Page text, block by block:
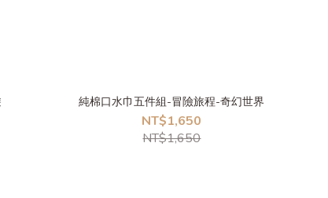
純棉口水巾五件組-冒險旅程-奇幻世界
NT$1,650
NT$1,650